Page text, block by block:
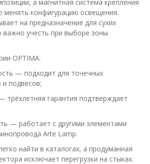
а магнитная система крепления
менять конфигурацию освещения.
на предназначение для сухих
учесть при выборе зоны
OPTIMA:
— подходит для точечных
и подвесов;
трёхлетняя гарантия подтверждает
— работает с другими элементами
Arte Lamp.
найти в каталогах, а продуманная
исключает перегрузки на стыках.